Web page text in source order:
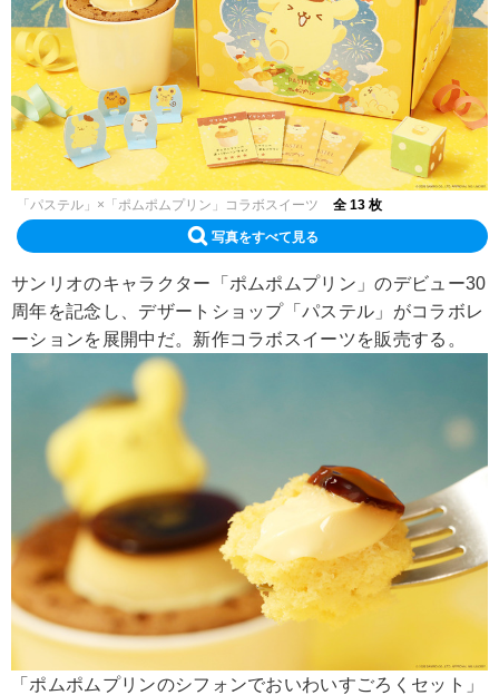
「パステル」×「ポムポムプリン」コラボスイーツ 全 13 枚
写真をすべて見る
サンリオのキャラクター「ポムポムプリン」のデビュー30
周年を記念し、デザートショップ「パステル」がコラボレ
ーションを展開中だ。新作コラボスイーツを販売する。
「ポムポムプリンのシフォンでおいわいすごろくセット」